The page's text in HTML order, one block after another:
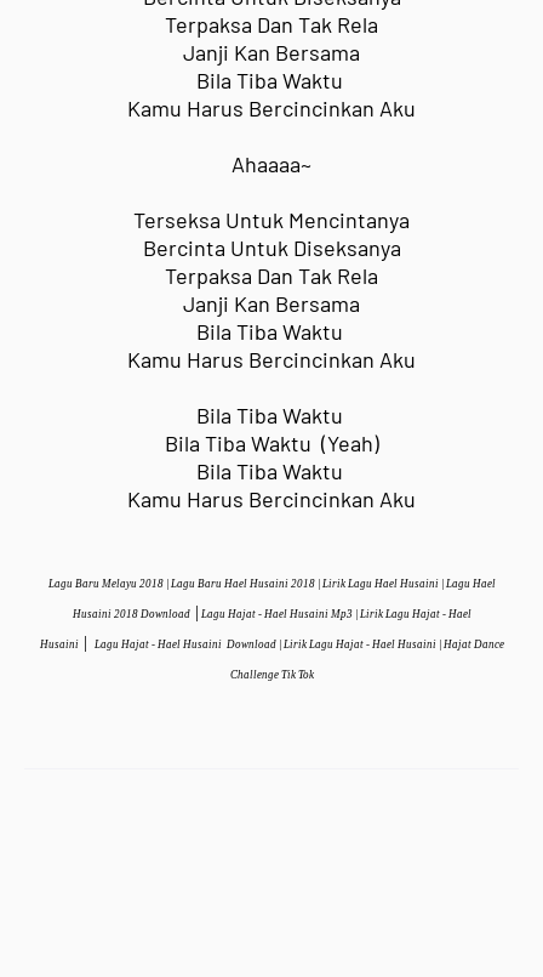
Terpaksa Dan Tak Rela
Janji Kan Bersama
Bila Tiba Waktu
Kamu Harus Bercincinkan Aku
Ahaaaa~
Terseksa Untuk Mencintanya
Bercinta Untuk Diseksanya
Terpaksa Dan Tak Rela
Janji Kan Bersama
Bila Tiba Waktu
Kamu Harus Bercincinkan Aku
Bila Tiba Waktu
Bila Tiba Waktu (Yeah)
Bila Tiba Waktu
Kamu Harus Bercincinkan Aku
Lagu Baru Melayu 2018 | Lagu Baru Hael Husaini 2018 | Lirik Lagu Hael Husaini | Lagu Hael
Husaini 2018 Download| Lagu Hajat - Hael Husaini Mp3 | Lirik Lagu Hajat - Hael
Husaini| Lagu Hajat - Hael Husaini Download | Lirik Lagu Hajat - Hael Husaini | Hajat Dance
Challenge Tik Tok